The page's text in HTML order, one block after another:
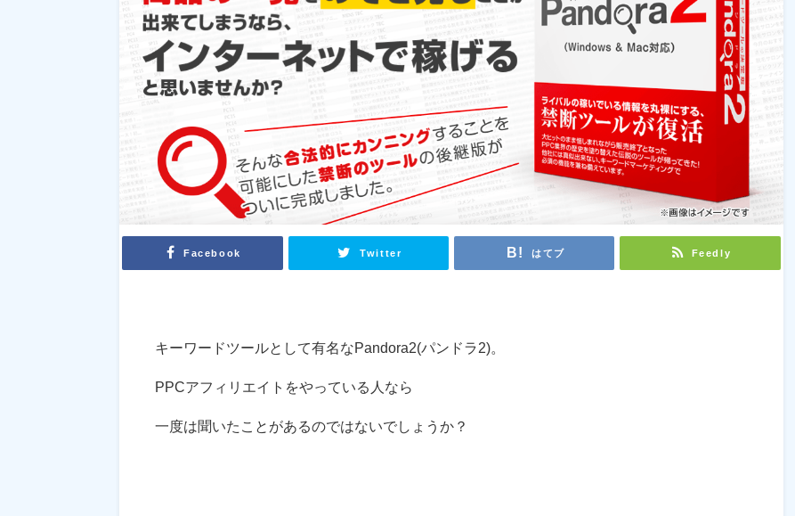
Facebook Twitter はてブ Feedly
キーワードツールとして有名なPandora2(パンドラ2)。
PPCアフィリエイトをやっている人なら
一度は聞いたことがあるのではないでしょうか？